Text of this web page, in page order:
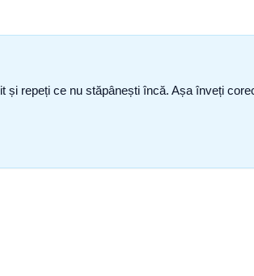
repeți ce nu stăpânești încă. Așa înveți